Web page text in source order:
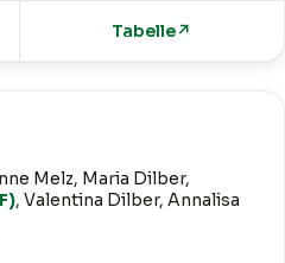
Tabelle↗
Melz, Maria Dilber,
, Valentina Dilber, Annalisa